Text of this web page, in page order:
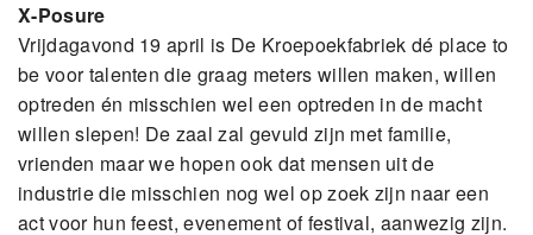
X-Posure
Vrijdagavond 19 april is De Kroepoekfabriek dé place to
be voor talenten die graag meters willen maken, willen
optreden én misschien wel een optreden in de macht
willen slepen! De zaal zal gevuld zijn met familie,
vrienden maar we hopen ook dat mensen uit de
industrie die misschien nog wel op zoek zijn naar een
act voor hun feest, evenement of festival, aanwezig zijn.